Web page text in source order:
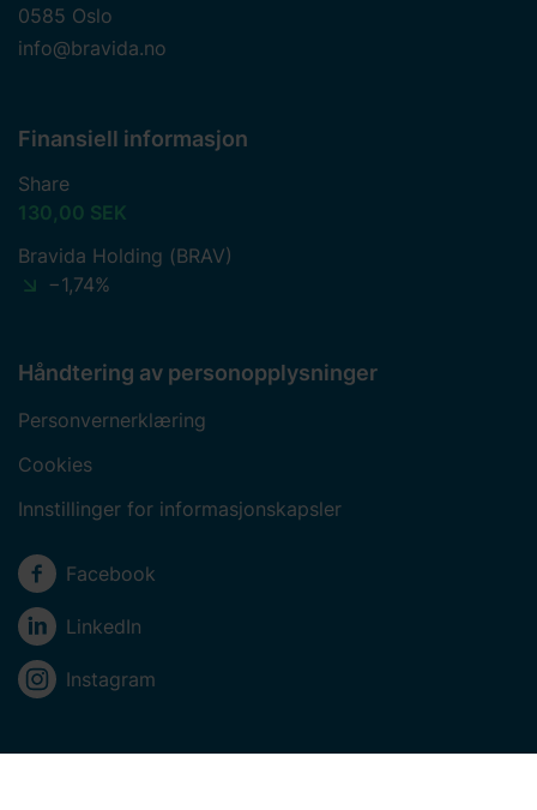
0585 Oslo
info@bravida.no
Finansiell informasjon
Share
130,00 SEK
Bravida Holding (BRAV)
−1,74%
Håndtering av personopplysninger
Personvernerklæring
Cookies
Innstillinger for informasjonskapsler
Sosiale medier
Facebook
LinkedIn
Instagram